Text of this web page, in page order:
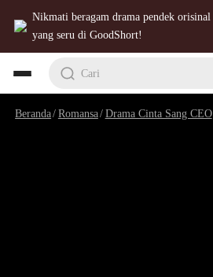
Nikmati beragam drama pendek orisinal
yang seru di GoodShort!
Cari
Beranda/Romansa/Drama Cinta Sang CEO